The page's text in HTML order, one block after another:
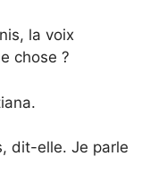
la voix
chose ?
dit-elle. Je parle